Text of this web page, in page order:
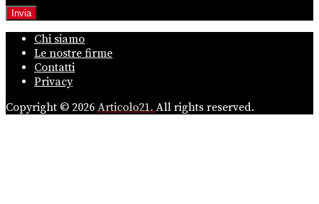
Chi siamo
Le nostre firme
Contatti
Privacy
Copyright © 2026 Articolo21. All rights reserved.